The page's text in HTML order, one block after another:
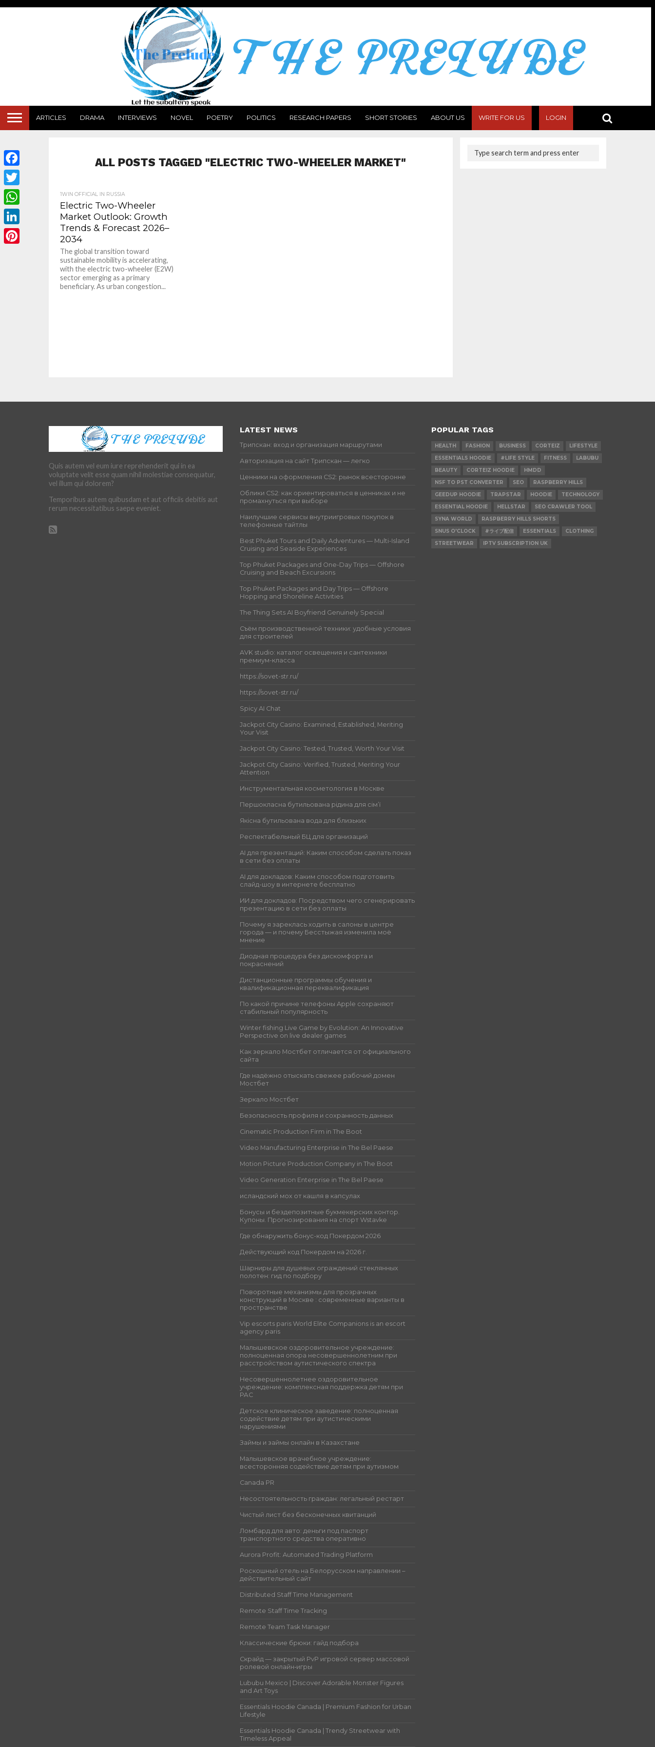
ARTICLES DRAMA INTERVIEWS NOVEL POETRY POLITICS RESEARCH PAPERS SHORT STORIES ABOUT US WRITE FOR US LOGIN
ALL POSTS TAGGED "ELECTRIC TWO-WHEELER MARKET"
1WIN OFFICIAL IN RUSSIA
Electric Two-Wheeler
Market Outlook: Growth
Trends & Forecast 2026–
2034
The global transition toward
sustainable mobility is accelerating,
with the electric two-wheeler (E2W)
sector emerging as a primary
beneficiary. As urban congestion...
Quis autem vel eum iure reprehenderit qui in ea
voluptate velit esse quam nihil molestiae consequatur,
vel illum qui dolorem?
Temporibus autem quibusdam et aut officiis debitis aut
rerum necessitatibus saepe eveniet.
LATEST NEWS
Трипскан: вход и организация маршрутами
Авторизация на сайт Трипскан — легко
Ценники на оформления CS2: рынок всесторонне
Облики CS2: как ориентироваться в ценниках и не
промахнуться при выборе
Наилучшие сервисы внутриигровых покупок в
телефонные тайтлы
Best Phuket Tours and Daily Adventures — Multi-Island
Cruising and Seaside Experiences
Top Phuket Packages and One-Day Trips — Offshore
Cruising and Beach Excursions
Top Phuket Packages and Day Trips — Offshore
Hopping and Shoreline Activities
The Thing Sets AI Boyfriend Genuinely Special
Съём производственной техники: удобные условия
для строителей
AVK studio: каталог освещения и сантехники
премиум-класса
https://sovet-str.ru/
https://sovet-str.ru/
Spicy AI Chat
Jackpot City Casino: Examined, Established, Meriting
Your Visit
Jackpot City Casino: Tested, Trusted, Worth Your Visit
Jackpot City Casino: Verified, Trusted, Meriting Your
Attention
Инструментальная косметология в Москве
Першокласна бутильована рідина для сім’ї
Якісна бутильована вода для близьких
Респектабельный БЦ для организаций
AI для презентаций: Каким способом сделать показ
в сети без оплаты
AI для докладов: Каким способом подготовить
слайд-шоу в интернете бесплатно
ИИ для докладов: Посредством чего сгенерировать
презентацию в сети без оплаты
Почему я зареклась ходить в салоны в центре
города — и почему Бесстыжая изменила моё
мнение
Диодная процедура без дискомфорта и
покраснений
Дистанционные программы обучения и
квалификационная переквалификация
По какой причине телефоны Apple сохраняют
стабильный популярность
Winter fishing Live Game by Evolution: An Innovative
Perspective on live dealer games
Как зеркало Мостбет отличается от официального
сайта
Где надёжно отыскать свежее рабочий домен
Мостбет
Зеркало Мостбет
Безопасность профиля и сохранность данных
Cinematic Production Firm in The Boot
Video Manufacturing Enterprise in The Bel Paese
Motion Picture Production Company in The Boot
Video Generation Enterprise in The Bel Paese
исландский мох от кашля в капсулах
Бонусы и бездепозитные букмекерских контор.
Купоны. Прогнозирования на спорт Wstavke
Где обнаружить бонус-код Покердом 2026
Действующий код Покердом на 2026 г.
Шарниры для душевых ограждений стеклянных
полотен: гид по подбору
Поворотные механизмы для прозрачных
конструкций в Москве : современные варианты в
пространстве
Vip escorts paris World Elite Companions is an escort
agency paris
Малышевское оздоровительное учреждение:
полноценная опора несовершеннолетним при
расстройством аутистического спектра
Несовершеннолетнее оздоровительное
учреждение: комплексная поддержка детям при
РАС
Детское клиническое заведение: полноценная
содействие детям при аутистическими
нарушениями
Займы и займы онлайн в Казахстане
Малышевское врачебное учреждение:
всесторонняя содействие детям при аутизмом
Canada PR
Несостоятельность граждан: легальный рестарт
Чистый лист без бесконечных квитанций
Ломбард для авто: деньги под паспорт
транспортного средства оперативно
Aurora Profit: Automated Trading Platform
Роскошный отель на Белорусском направлении –
действительный сайт
Distributed Staff Time Management
Remote Staff Time Tracking
Remote Team Task Manager
Классические брюки: гайд подбора
Скрайд — закрытый PvP игровой сервер массовой
ролевой онлайн‑игры
Lububu Mexico | Discover Adorable Monster Figures
and Art Toys
Essentials Hoodie Canada | Premium Fashion for Urban
Lifestyle
Essentials Hoodie Canada | Trendy Streetwear with
Timeless Appeal
POPULAR TAGS
HEALTH FASHION BUSINESS CORTEIZ
LIFESTYLE
ESSENTIALS HOODIE
#LIFE STYLE FITNESS
LABUBU
BEAUTY
CORTEIZ HOODIE
HMDD
NSF TO PST CONVERTER
SEO
RASPBERRY HILLS
GEEDUP HOODIE
TRAPSTAR HOODIE
TECHNOLOGY
ESSENTIAL HOODIE
HELLSTAR
SEO CRAWLER TOOL
SYNA WORLD
RASPBERRY HILLS SHORTS
SNUS O'CLOCK
#ライブ配信 ESSENTIALS
CLOTHING
STREETWEAR
IPTV SUBSCRIPTION UK
Facebook
Twitter
WhatsApp
LinkedIn